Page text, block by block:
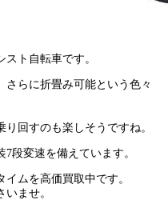
ト自転車です。
さらに折畳み可能という色々
回すのも楽しそうですね。
段変速を備えています。
ムを高価買取中です。
ませ。